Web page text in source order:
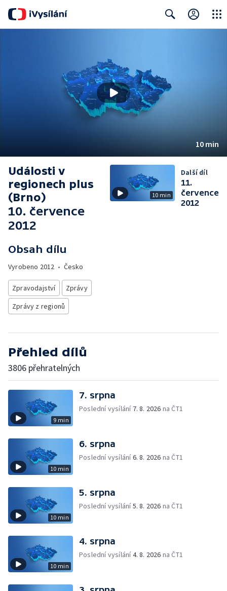
10 min
Události v
regionech plus
(Brno)
10. července
2012
Obsah dílu
Vyrobeno 2012 • Česko
Zpravodajství
Zprávy
Zprávy z regionů
10 min
Další díl
11.
července
2012
Přehled dílů
3806 přehratelných
9 min
7. srpna
Poslední vysílání 7. 8. 2026 na ČT1
10 min
6. srpna
Poslední vysílání6. 8. 2026 na ČT1
10 min
5. srpna
Poslední vysílání5. 8. 2026 na ČT1
10 min
4. srpna
Poslední vysílání4. 8. 2026 na ČT1